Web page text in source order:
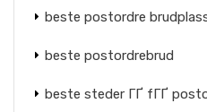
beste postordre
beste postordrebrud
beste steder ГҐ fГҐ